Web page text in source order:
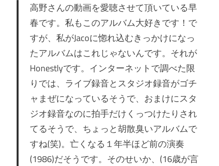
高野さんの動画を愛聴させて頂いている早
春です。私もこのアルバム大好きです！で
すが、私がJacoに惚れ込むきっかけになっ
たアルバムはこれじゃないんです。それが
Honestlyです。インターネットで調べた限
りでは、ライブ録音とスタジオ録音がゴチ
ャまぜになっているそうで、おまけにスタ
ジオ録音なのに拍手だけくっつけたりされ
てるそうで、ちょっと胡散臭いアルバムで
すね(笑)。亡くなる１年半ほど前の演奏
(1986)だそうです。そのせいか、(16歳が言